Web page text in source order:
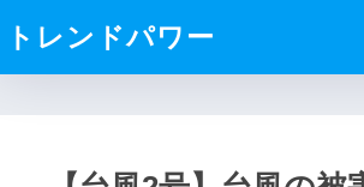
トレンドパワー